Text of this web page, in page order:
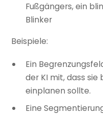
Fußgängers, ein
Blinker
Beispiele:
Ein
der KI mit, dass
einplanen sollte.
Eine